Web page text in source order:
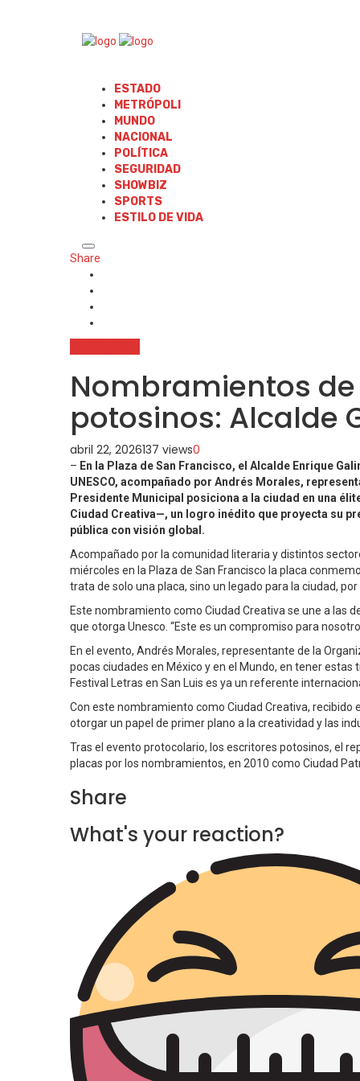
ESTADO
METRÓPOLI
MUNDO
NACIONAL
POLÍTICA
SEGURIDAD
SHOWBIZ
SPORTS
ESTILO DE VIDA
Share
Nombramientos
potosinos: Alcalde
abril 22, 2026137 views0
– En la Plaza de San Francisco, el Alcalde Enrique
UNESCO, acompañado por Andrés Morales,
Presidente Municipal posiciona a la ciudad en una
Ciudad Creativa—, un logro inédito que proyecta su
pública con visión global.
Acompañado por la comunidad literaria y distintos
miércoles en la Plaza de San Francisco la placa
trata de solo una placa, sino un legado para la ciudad,
Este nombramiento como Ciudad Creativa se une a las
que otorga Unesco. “Este es un compromiso para
En el evento, Andrés Morales, representante de la
pocas ciudades en México y en el Mundo, en tener
Festival Letras en San Luis es ya un referente
Con este nombramiento como Ciudad Creativa, recibido
otorgar un papel de primer plano a la creatividad y las
Tras el evento protocolario, los escritores potosinos, el
placas por los nombramientos, en 2010 como Ciudad
Share
What's your reaction?